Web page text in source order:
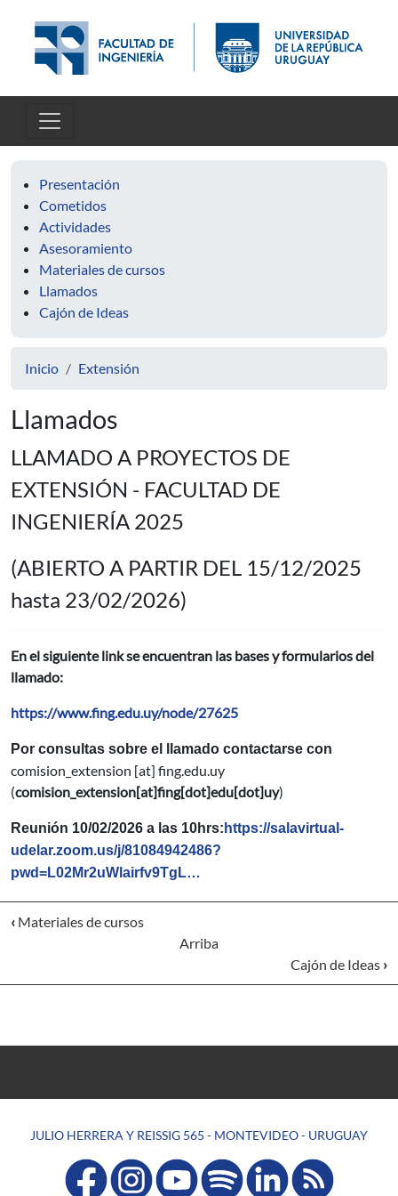
Presentación
Cometidos
Actividades
Asesoramiento
Materiales de cursos
Llamados
Cajón de Ideas
Inicio Extensión
Llamados
LLAMADO A PROYECTOS DE
EXTENSIÓN - FACULTAD DE
INGENIERÍA 2025
(ABIERTO A PARTIR DEL 15/12/2025
hasta 23/02/2026)
En el siguiente link se encuentran las bases y formularios del
llamado:
https://www.fing.edu.uy/node/27625
Por consultas sobre el llamado contactarse con
comision_extension [at] fing.edu.uy
(comision_extension[at]fing[dot]edu[dot]uy)
Reunión 10/02/2026 a las 10hrs: https://salavirtual-
udelar.zoom.us/j/81084942486?
pwd=L02Mr2uWlairfv9TgL…
‹ Materiales de cursos
Arriba
Cajón de Ideas ›
JULIO HERRERA Y REISSIG 565 - MONTEVIDEO - URUGUAY